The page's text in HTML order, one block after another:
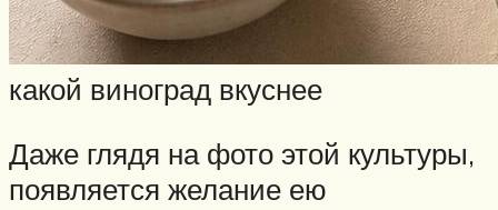
какой виноград вкуснее
Даже глядя на фото этой культуры,
появляется желание ею